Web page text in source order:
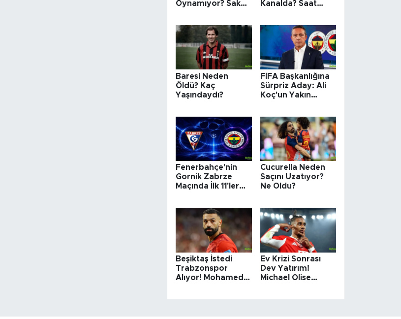
Oynamıyor? Sakat
Kanalda? Saat
Baresi Neden
Öldü? Kaç
Yaşındaydı?
FİFA Başkanlığına
Sürpriz Aday: Ali
Koç'un Yakın
Fenerbahçe'nin
Gornik Zabrze
Maçında İlk 11'ler
Cucurella Neden
Saçını Uzatıyor?
Ne Oldu?
Beşiktaş İstedi
Trabzonspor
Alıyor! Mohamed
Ev Krizi Sonrası
Dev Yatırım!
Michael Olise